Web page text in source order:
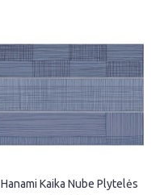
Hanami Kaika Nube Plytelės